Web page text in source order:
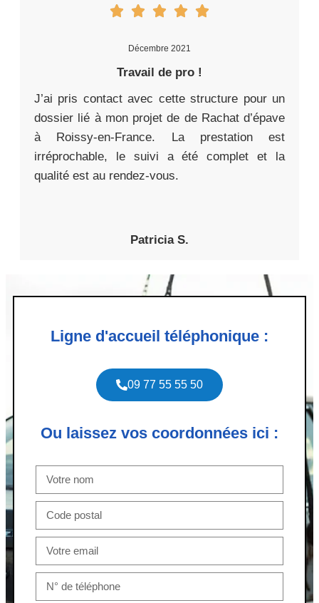
Décembre 2021
Travail de pro !
J’ai pris contact avec cette structure pour un
dossier lié à mon projet de de Rachat d’épave
à Roissy-en-France. La prestation est
irréprochable, le suivi a été complet et la
qualité est au rendez-vous.
Patricia S.
Ligne d'accueil téléphonique :
09 77 55 55 50
Ou laissez vos coordonnées ici :